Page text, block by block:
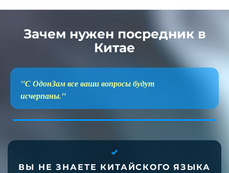
Зачем нужен посредник в
Китае
"С ОдонЗам все ваши вопросы будут
исчерпаны."
ВЫ НЕ ЗНАЕТЕ КИТАЙСКОГО ЯЗЫКА